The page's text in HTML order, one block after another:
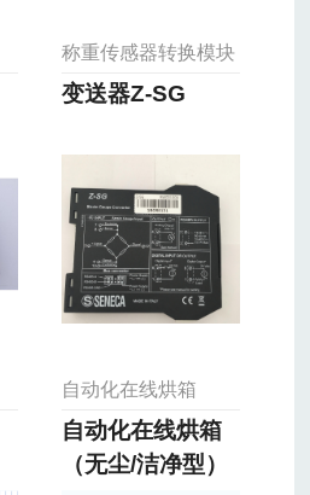
称重传感器转换模块
变送器Z-SG
自动化在线烘箱
自动化在线烘箱
（无尘/洁净型）